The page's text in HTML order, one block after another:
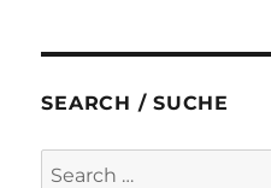
e
o
k
t
e
s
n
t
A
i
SEARCH / SUCHE
Search